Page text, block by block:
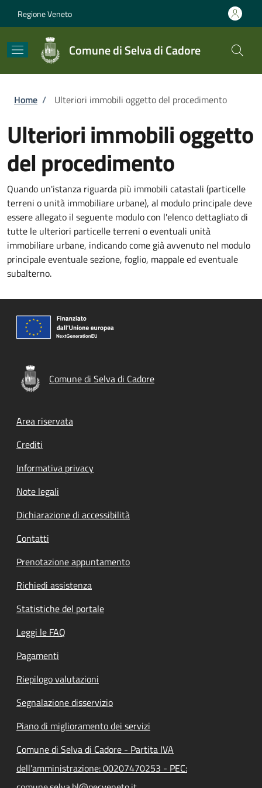
Regione Veneto
Comune di Selva di Cadore
Briciole di pane
Home / Ulteriori immobili oggetto del procedimento
Ulteriori immobili oggetto
del procedimento
Quando un'istanza riguarda più immobili catastali (particelle
terreni o unità immobiliare urbane), al modulo principale deve
essere allegato il seguente modulo con l'elenco dettagliato di
tutte le ulteriori particelle terreni o eventuali unità
immobiliare urbane, indicando come già avvenuto nel modulo
principale eventuale sezione, foglio, mappale ed eventuale
subalterno.
Comune di Selva di Cadore
Footer menu
Area riservata
Crediti
Informativa privacy
Note legali
Dichiarazione di accessibilità
Contatti
Prenotazione appuntamento
Richiedi assistenza
Statistiche del portale
Leggi le FAQ
Pagamenti
Riepilogo valutazioni
Segnalazione disservizio
Piano di miglioramento dei servizi
Comune di Selva di Cadore - Partita IVA
dell'amministrazione: 00207470253 - PEC: